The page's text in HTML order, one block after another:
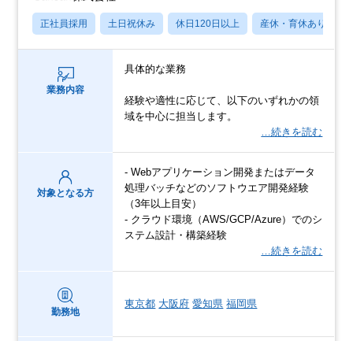
正社員採用 土日祝休み 休日120日以上 産休・育休あり
業務内容
具体的な業務
経験や適性に応じて、以下のいずれかの領
域を中心に担当します。
…続きを読む
対象となる方
- Webアプリケーション開発またはデータ
処理バッチなどのソフトウエア開発経験
（3年以上目安）
- クラウド環境（AWS/GCP/Azure）でのシ
ステム設計・構築経験
…続きを読む
勤務地
東京都 大阪府 愛知県 福岡県